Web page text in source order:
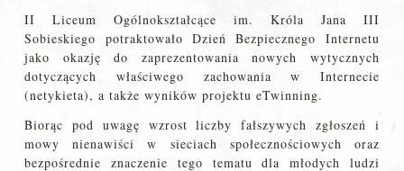
II Liceum Ogólnokształcące im. Króla Jana III
Sobieskiego potraktowało Dzień Bezpiecznego Internetu
jako okazję do zaprezentowania nowych wytycznych
dotyczących właściwego zachowania w Internecie
(netykieta), a także wyników projektu eTwinning.
Biorąc pod uwagę wzrost liczby fałszywych zgłoszeń i
mowy nienawiści w sieciach społecznościowych oraz
bezpośrednie znaczenie tego tematu dla młodych ludzi